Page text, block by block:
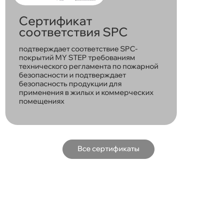
Сертификат
соответствия SPC
подтверждает соответствие SPC-
покрытий MY STEP требованиям
технического регламента по пожарной
безопасности и подтверждает
безопасность продукции для
применения в жилых и коммерческих
помещениях
Все сертификаты